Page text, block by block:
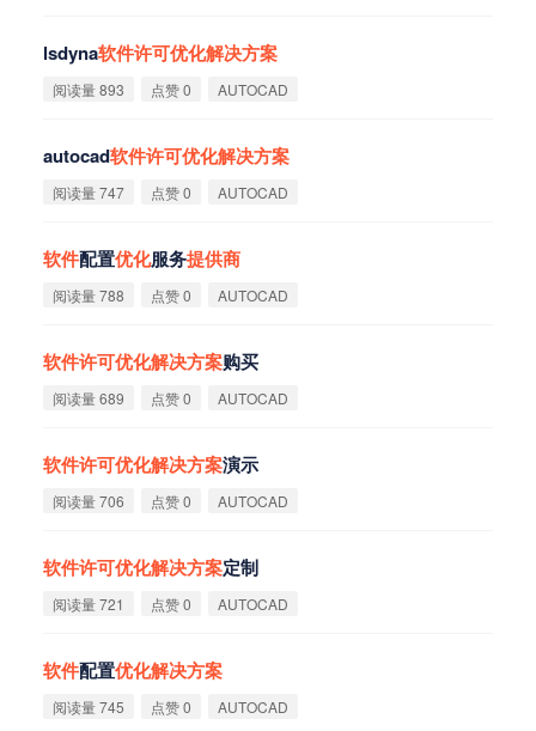
lsdyna软件许可优化解决方案
阅读量 893 点赞 0 AUTOCAD
autocad软件许可优化解决方案
阅读量 747 点赞 0 AUTOCAD
软件配置优化服务提供商
阅读量 788 点赞 0 AUTOCAD
软件许可优化解决方案购买
阅读量 689 点赞 0 AUTOCAD
软件许可优化解决方案演示
阅读量 706 点赞 0 AUTOCAD
软件许可优化解决方案定制
阅读量 721 点赞 0 AUTOCAD
软件配置优化解决方案
阅读量 745 点赞 0 AUTOCAD